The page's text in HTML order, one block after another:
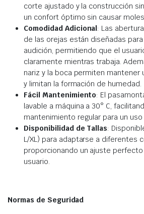
corte ajustado y la construcción
un confort óptimo sin causar
Comodidad Adicional: Las
de las orejas están diseñadas
audición, permitiendo que el
claramente mientras trabaja.
nariz y la boca permiten mantener
y limitan la formación de humedad.
Fácil Mantenimiento: El
lavable a máquina a 30° C,
mantenimiento regular para un
Disponibilidad de Tallas:
L/XL) para adaptarse a diferentes
proporcionando un ajuste
usuario.
Normas de Seguridad